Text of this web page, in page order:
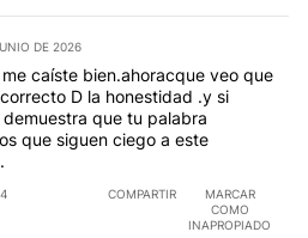
DE 2026
caíste bien.ahoracque veo que
D la honestidad .y si
que tu palabra
que siguen ciego a este
4 COMPARTIR
MARCAR
COMO
INAPROPIADO